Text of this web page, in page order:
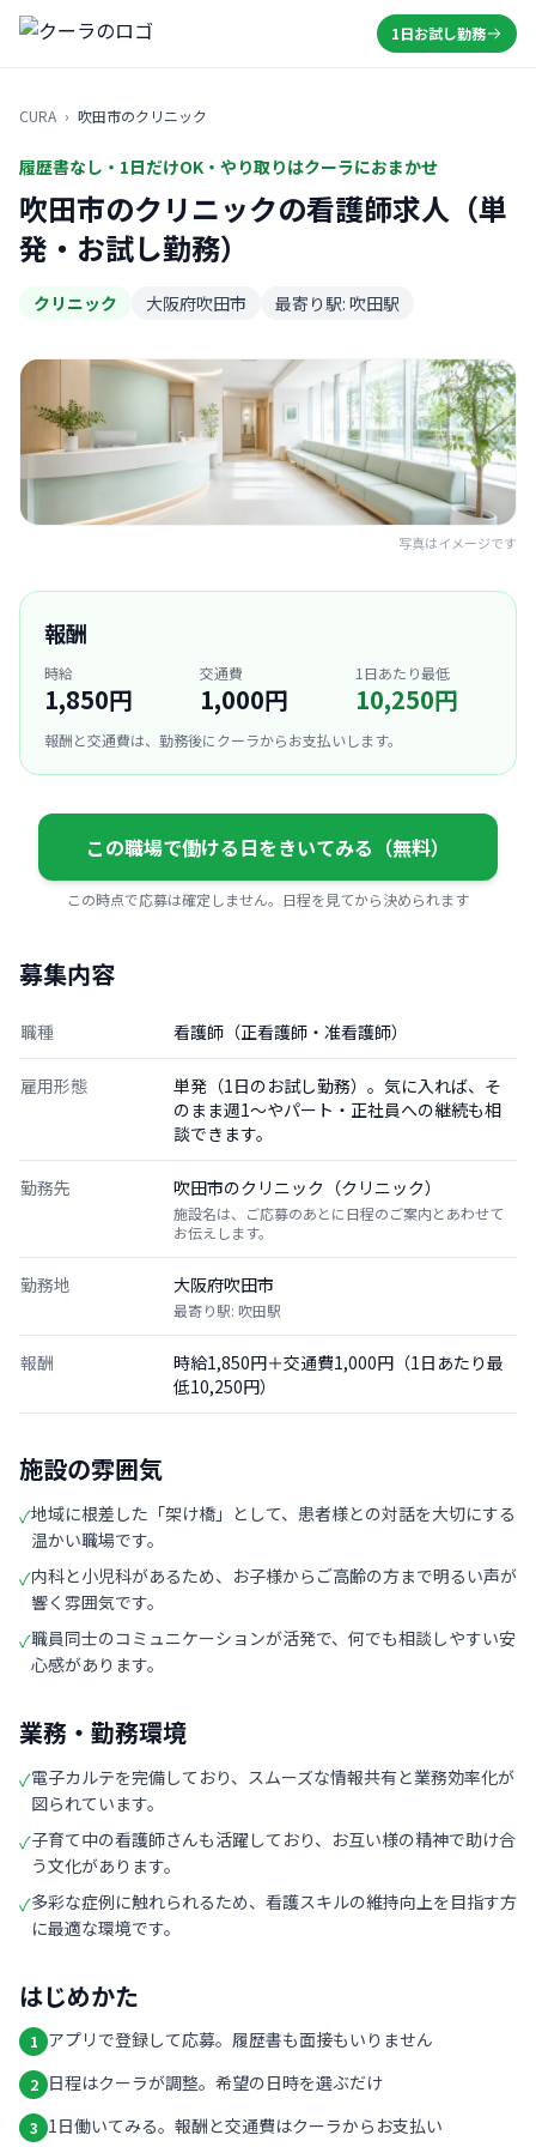
1日お試し勤務
CURA › 吹田市のクリニック
履歴書なし・1日だけOK・やり取りはクーラにおまかせ
吹田市のクリニックの看護師求人（単
発・お試し勤務）
クリニック 大阪府吹田市 最寄り駅: 吹田駅
写真はイメージです
報酬
時給
1,850円
交通費
1,000円
1日あたり最低
10,250円
報酬と交通費は、勤務後にクーラからお支払いします。
この職場で働ける日をきいてみる（無料）
この時点で応募は確定しません。日程を見てから決められます
募集内容
職種 看護師（正看護師・准看護師）
雇用形態
単発（1日のお試し勤務）。気に入れば、そ
のまま週1〜やパート・正社員への継続も相
談できます。
勤務先 吹田市のクリニック（クリニック）
施設名は、ご応募のあとに日程のご案内とあわせて
お伝えします。
勤務地 大阪府吹田市
最寄り駅: 吹田駅
報酬
時給1,850円＋交通費1,000円（1日あたり最
低10,250円）
施設の雰囲気
✓地域に根差した「架け橋」として、患者様との対話を大切にする
温かい職場です。
✓内科と小児科があるため、お子様からご高齢の方まで明るい声が
響く雰囲気です。
✓職員同士のコミュニケーションが活発で、何でも相談しやすい安
心感があります。
業務・勤務環境
✓電子カルテを完備しており、スムーズな情報共有と業務効率化が
図られています。
✓子育て中の看護師さんも活躍しており、お互い様の精神で助け合
う文化があります。
✓多彩な症例に触れられるため、看護スキルの維持向上を目指す方
に最適な環境です。
はじめかた
1 アプリで登録して応募。履歴書も面接もいりません
2 日程はクーラが調整。希望の日時を選ぶだけ
3 1日働いてみる。報酬と交通費はクーラからお支払い